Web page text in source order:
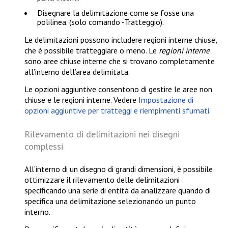
Disegnare la delimitazione come se fosse una
polilinea. (solo comando -Tratteggio).
Le delimitazioni possono includere regioni interne chiuse,
che è possibile tratteggiare o meno. Le regioni interne
sono aree chiuse interne che si trovano completamente
all’interno dell’area delimitata.
Le opzioni aggiuntive consentono di gestire le aree non
chiuse e le regioni interne. Vedere Impostazione di
opzioni aggiuntive per tratteggi e riempimenti sfumati.
Rilevamento di delimitazioni nei disegni
complessi
All’interno di un disegno di grandi dimensioni, è possibile
ottimizzare il rilevamento delle delimitazioni
specificando una serie di entità da analizzare quando di
specifica una delimitazione selezionando un punto
interno.